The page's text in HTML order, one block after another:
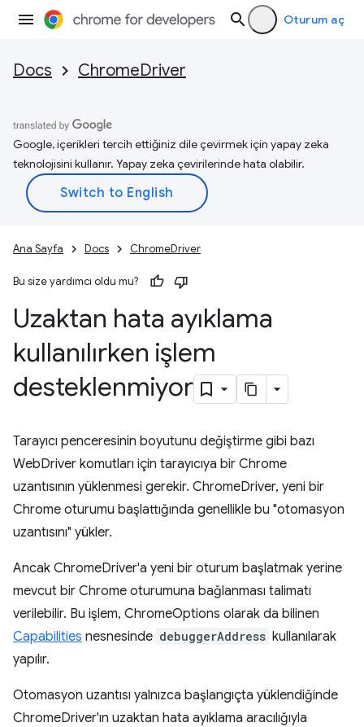
Oturum aç
Docs ChromeDriver
Google, içerikleri tercih ettiğiniz dile çevirmek için yapay zeka
teknolojisini kullanır. Yapay zeka çevirilerinde hata olabilir.
Ana Sayfa Docs ChromeDriver
Bu size yardımcı oldu mu?
Uzaktan hata ayıklama
kullanılırken işlem
desteklenmiyor
Tarayıcı penceresinin boyutunu değiştirme gibi bazı
WebDriver komutları için tarayıcıya bir Chrome
uzantısının yüklenmesi gerekir. ChromeDriver, yeni bir
Chrome oturumu başlattığında genellikle bu "otomasyon
uzantısını" yükler.
Ancak ChromeDriver'a yeni bir oturum başlatmak yerine
mevcut bir Chrome oturumuna bağlanması talimatı
verilebilir. Bu işlem, ChromeOptions olarak da bilinen
Capabilities nesnesinde debuggerAddress kullanılarak
yapılır.
Otomasyon uzantısı yalnızca başlangıçta yüklendiğinde
ChromeDriver'ın uzaktan hata ayıklama aracılığıyla